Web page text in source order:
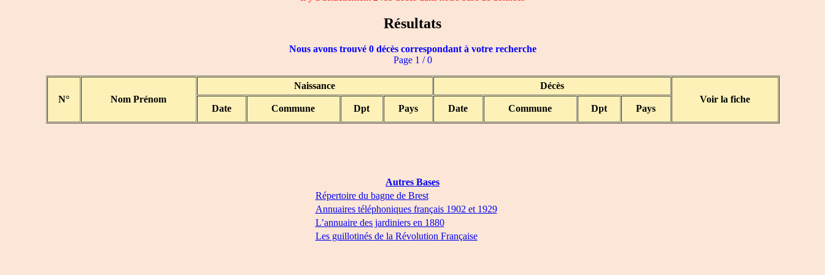
Résultats
Nous avons trouvé 0 décès correspondant à votre recherche
Page 1 / 0
N° Nom Prénom
Naissance
Décès
Voir la fiche
Date
Commune Dpt Pays Date Commune Dpt Pays
Autres Bases
Répertoire du bagne de Brest
Annuaires téléphoniques français 1902 et 1929
L’annuaire des jardiniers en 1880
Les guillotinés de la Révolution Française